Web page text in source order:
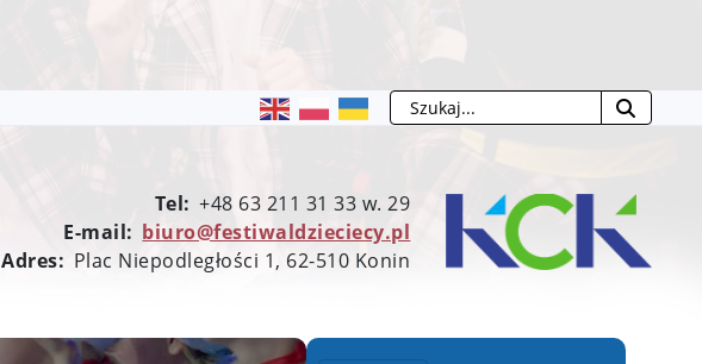
Szukaj
Tel: +48 63 211 31 33 w. 29
E-mail: biuro@festiwaldzieciecy.pl
Adres: Plac Niepodległości 1, 62-510 Konin